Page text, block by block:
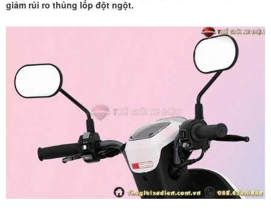
giảm rủi ro thủng lốp đột ngột.